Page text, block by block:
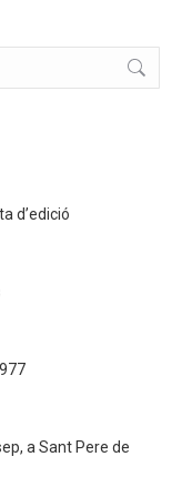
d’edició
a Sant Pere de